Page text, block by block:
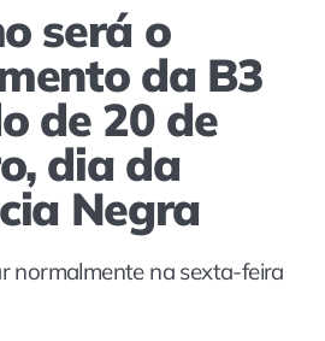
será o
da B3
de 20 de
dia da
Negra
normalmente na sexta-feira